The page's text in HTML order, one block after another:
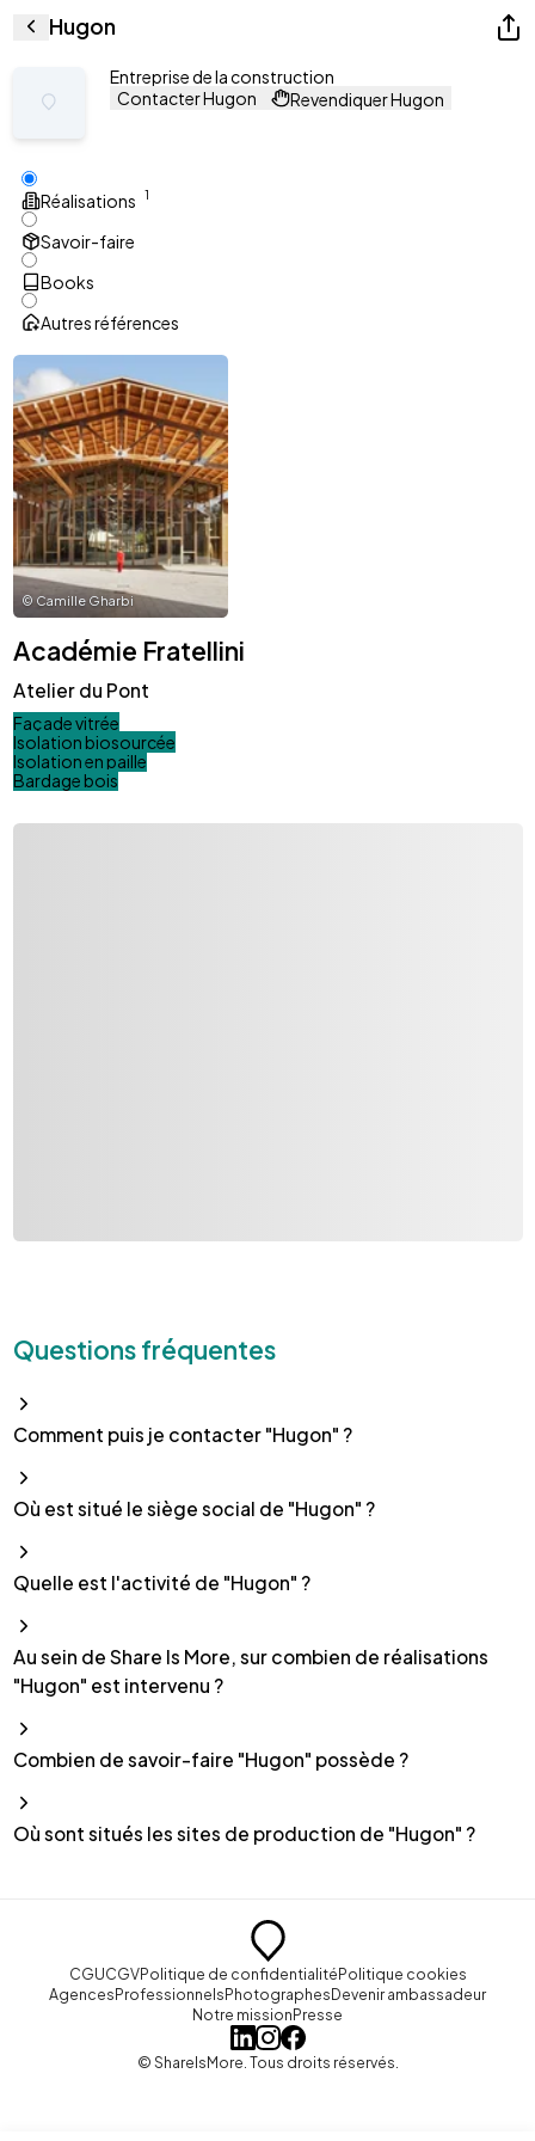
Hugon
Entreprise de la construction
Contacter Hugon
Revendiquer Hugon
Réalisations 1
Savoir-faire
Books
Autres références
©Camille Gharbi
Académie Fratellini
Atelier du Pont
Façade vitrée
Isolation biosourcée
Isolation en paille
Bardage bois
Questions fréquentes
Comment puis je contacter "Hugon" ?
Où est situé le siège social de "Hugon" ?
Quelle est l'activité de "Hugon" ?
Au sein de Share Is More, sur combien de réalisations
"Hugon" est intervenu ?
Combien de savoir-faire "Hugon" possède ?
Où sont situés les sites de production de "Hugon" ?
CGUCGVPolitique de confidentialitéPolitique cookies
AgencesProfessionnelsPhotographesDevenir ambassadeur
Notre missionPresse
© ShareIsMore. Tous droits réservés.